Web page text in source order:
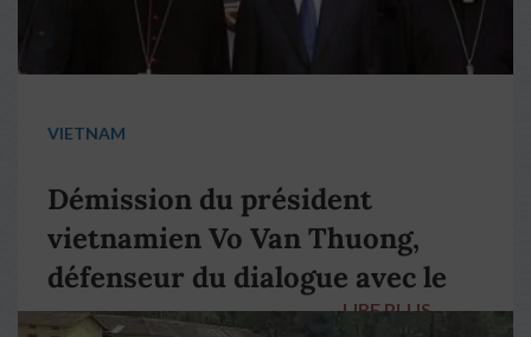
VIETNAM
Démission du président
vietnamien Vo Van Thuong,
défenseur du dialogue avec le
pape François
LIRE PLUS →